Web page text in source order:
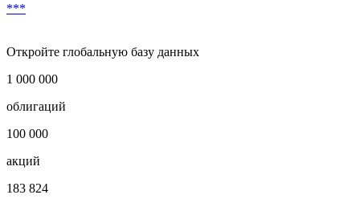
***
Откройте глобальную базу данных
1 000 000
облигаций
100 000
акций
183 824